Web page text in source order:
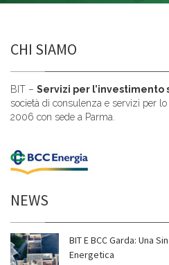
CHI SIAMO
BIT – Servizi per
società di consulenza e servizi per
2006 con sede a Parma.
NEWS
BIT E BCC Garda: Una
Energetica